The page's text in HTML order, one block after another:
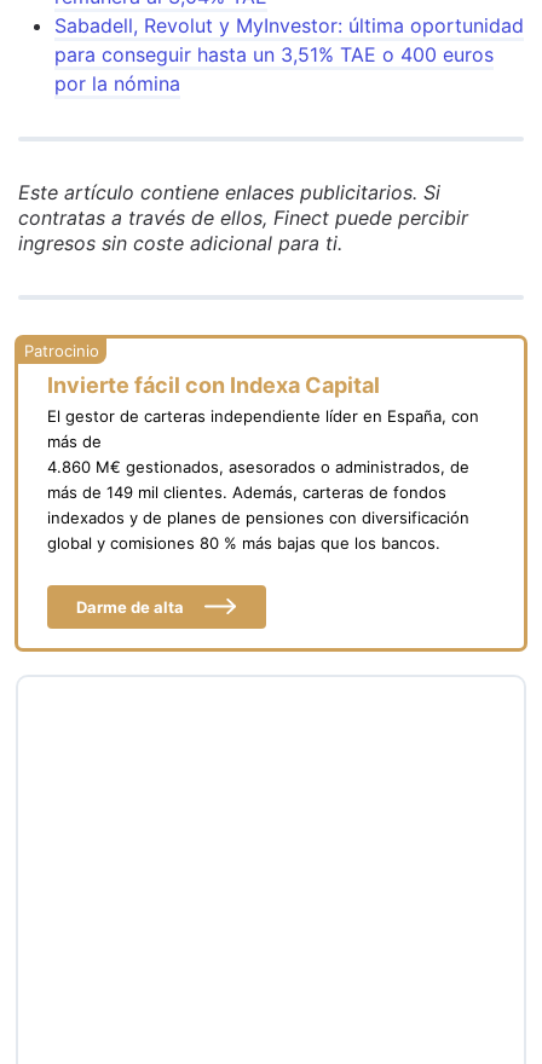
Sabadell, Revolut y MyInvestor: última oportunidad
para conseguir hasta un 3,51% TAE o 400 euros
por la nómina
Este artículo contiene enlaces publicitarios. Si
contratas a través de ellos, Finect puede percibir
ingresos sin coste adicional para ti.
Invierte fácil con Indexa Capital
El gestor de carteras independiente líder en España, con
más de
4.860 M€ gestionados, asesorados o administrados, de
más de 149 mil clientes. Además, carteras de fondos
indexados y de planes de pensiones con diversificación
global y comisiones 80 % más bajas que los bancos.
Darme de alta